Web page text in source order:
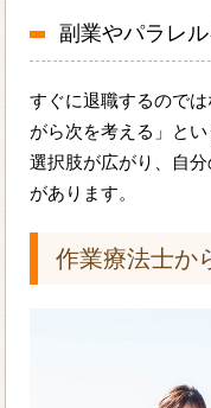
副業やパラレ
すぐに退職するので
がら次を考える」と
選択肢が広がり、自
があります。
作業療法士か